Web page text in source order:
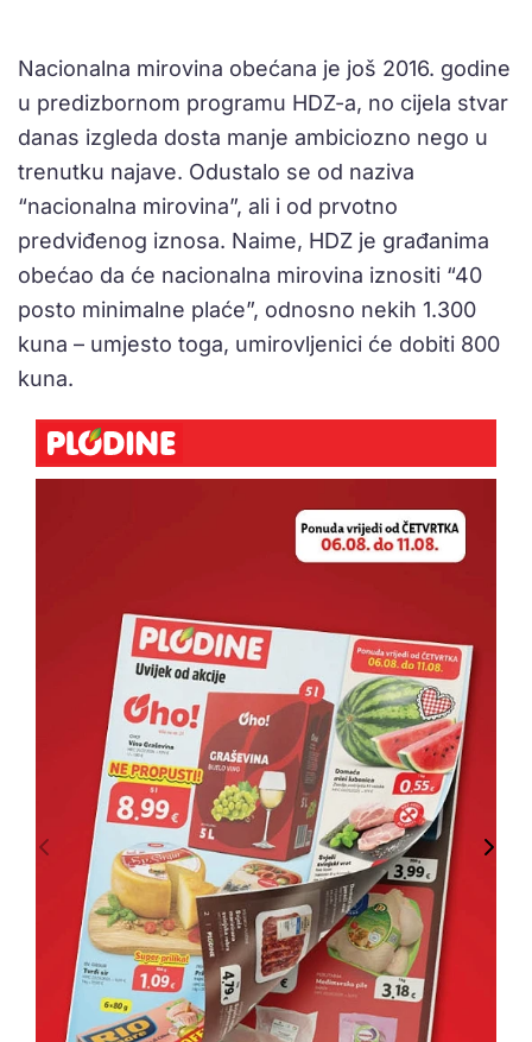
Nacionalna mirovina obećana je još 2016. godine
u predizbornom programu HDZ-a, no cijela stvar
danas izgleda dosta manje ambiciozno nego u
trenutku najave. Odustalo se od naziva
“nacionalna mirovina”, ali i od prvotno
predviđenog iznosa. Naime, HDZ je građanima
obećao da će nacionalna mirovina iznositi “40
posto minimalne plaće”, odnosno nekih 1.300
kuna – umjesto toga, umirovljenici će dobiti 800
kuna.